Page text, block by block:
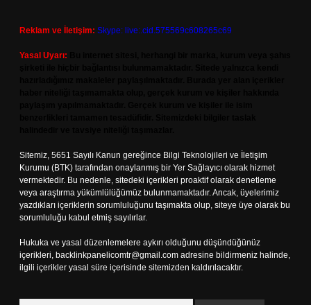
Reklam ve İletişim: Skype: live:.cid.575569c608265c69
Yasal Uyarı:
Sitemiz, 5651 Sayılı Kanun gereğince Bilgi Teknolojileri ve İletişim
Kurumu (BTK) tarafından onaylanmış bir Yer Sağlayıcı olarak hizmet
vermektedir. Bu nedenle, sitedeki içerikleri proaktif olarak denetleme
veya araştırma yükümlülüğümüz bulunmamaktadır. Ancak, üyelerimiz
yazdıkları içeriklerin sorumluluğunu taşımakta olup, siteye üye olarak bu
sorumluluğu kabul etmiş sayılırlar.
Hukuka ve yasal düzenlemelere aykırı olduğunu düşündüğünüz
içerikleri, backlinkpanelicomtr@gmail.com adresine bildirmeniz halinde,
ilgili içerikler yasal süre içerisinde sitemizden kaldırılacaktır.